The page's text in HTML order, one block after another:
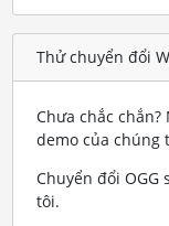
Thử chuyển đổi
Chưa chắc
demo của chúng
Chuyển đổi OGG
tôi.